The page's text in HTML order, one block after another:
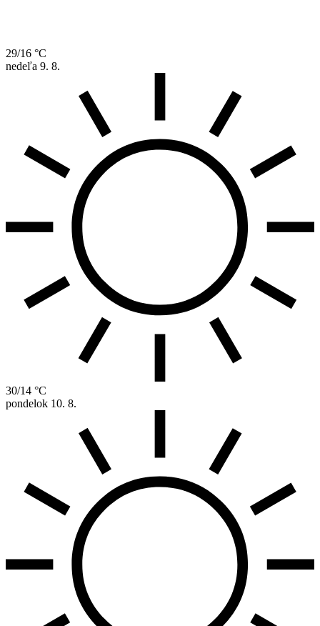
29/16 °C
nedeľa 9. 8.
30/14 °C
pondelok 10. 8.